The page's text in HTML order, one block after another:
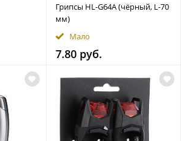
Грипсы HL-G64A (чёрный, L-70
мм)
Мало
7.80 руб.